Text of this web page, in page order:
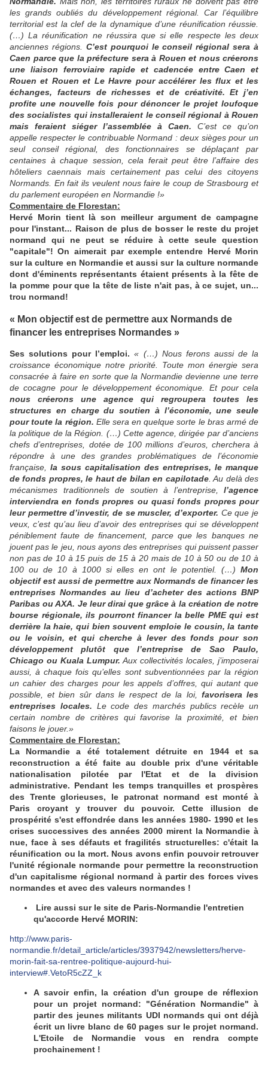
les grands oubliés du développement régional. Car l’équilibre
territorial est la clef de la dynamique d’une réunification réussie.
(…) La réunification ne réussira que si elle respecte les deux
anciennes régions. C’est pourquoi le conseil régional sera à
Caen parce que la préfecture sera à Rouen et nous créerons
une liaison ferroviaire rapide et cadencée entre Caen et
Rouen et Rouen et Le Havre pour accélérer les flux et les
échanges, facteurs de richesses et de créativité. Et j’en
profite une nouvelle fois pour dénoncer le projet loufoque
des socialistes qui installeraient le conseil régional à Rouen
mais feraient siéger l’assemblée à Caen. C’est ce qu’on
appelle respecter le contribuable Normand : deux sièges pour un
seul conseil régional, des fonctionnaires se déplaçant par
centaines à chaque session, cela ferait peut être l’affaire des
hôteliers caennais mais certainement pas celui des citoyens
Normands. En fait ils veulent nous faire le coup de Strasbourg et
du parlement européen en Normandie !»
Commentaire de Florestan:
Hervé Morin tient là son meilleur argument de campagne
pour l'instant... Raison de plus de bosser le reste du projet
normand qui ne peut se réduire à cette seule question
"capitale"! On aimerait par exemple entendre Hervé Morin
sur la culture en Normandie et aussi sur la culture normande
dont d'éminents représentants étaient présents à la fête de
la pomme pour que la tête de liste n'ait pas, à ce sujet, un...
trou normand!
« Mon objectif est de permettre aux Normands de
financer les entreprises Normandes »
Ses solutions pour l’emploi.« (…) Nous ferons aussi de la
croissance économique notre priorité. Toute mon énergie sera
consacrée à faire en sorte que la Normandie devienne une terre
de cocagne pour le développement économique. Et pour cela
nous créerons une agence qui regroupera toutes les
structures en charge du soutien à l’économie, une seule
pour toute la région. Elle sera en quelque sorte le bras armé de
la politique de la Région. (…) Cette agence, dirigée par d’anciens
chefs d’entreprises, dotée de 100 millions d’euros, cherchera à
répondre à une des grandes problématiques de l’économie
française, la sous capitalisation des entreprises, le manque
de fonds propres, le haut de bilan en capilotade. Au delà des
mécanismes traditionnels de soutien à l’entreprise, l’agence
interviendra en fonds propres ou quasi fonds propres pour
leur permettre d’investir, de se muscler, d’exporter. Ce que je
veux, c’est qu’au lieu d’avoir des entreprises qui se développent
péniblement faute de financement, parce que les banques ne
jouent pas le jeu, nous ayons des entreprises qui puissent passer
non pas de 10 à 15 puis de 15 à 20 mais de 10 à 50 ou de 10 à
100 ou de 10 à 1000 si elles en ont le potentiel. (…) Mon
objectif est aussi de permettre aux Normands de financer les
entreprises Normandes au lieu d’acheter des actions BNP
Paribas ou AXA. Je leur dirai que grâce à la création de notre
bourse régionale, ils pourront financer la belle PME qui est
derrière la haie, qui bien souvent emploie le cousin, la tante
ou le voisin, et qui cherche à lever des fonds pour son
développement plutôt que l’entreprise de Sao Paulo,
Chicago ou Kuala Lumpur. Aux collectivités locales, j’imposerai
aussi, à chaque fois qu’elles sont subventionnées par la région
un cahier des charges pour les appels d’offres, qui autant que
possible, et bien sûr dans le respect de la loi, favorisera les
entreprises locales. Le code des marchés publics recèle un
certain nombre de critères qui favorise la proximité, et bien
faisons le jouer.»
Commentaire de Florestan:
La Normandie a été totalement détruite en 1944 et sa
reconstruction a été faite au double prix d'une véritable
nationalisation pilotée par l'Etat et de la division
administrative. Pendant les temps tranquilles et prospères
des Trente glorieuses, le patronat normand est monté à
Paris croyant y trouver du pouvoir. Cette illusion de
prospérité s'est effondrée dans les années 1980- 1990 et les
crises successives des années 2000 mirent la Normandie à
nue, face à ses défauts et fragilités structurelles: c'était la
réunification ou la mort. Nous avons enfin pouvoir retrouver
l'unité régionale normande pour permettre la reconstruction
d'un capitalisme régional normand à partir des forces vives
normandes et avec des valeurs normandes !
Lire aussi sur le site de Paris-Normandie l'entretien
qu'accorde Hervé MORIN:
http://www.paris-
normandie.fr/detail_article/articles/3937942/newsletters/herve-
morin-fait-sa-rentree-politique-aujourd-hui-
interview#.VetoR5cZZ_k
A savoir enfin, la création d'un groupe de réflexion
pour un projet normand: "Génération Normandie" à
partir des jeunes militants UDI normands qui ont déjà
écrit un livre blanc de 60 pages sur le projet normand.
L'Etoile de Normandie vous en rendra compte
prochainement !